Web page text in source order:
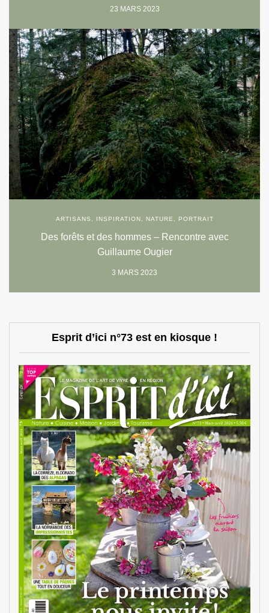
23 MARS 2023
ARTISANS INSPIRATION NATURE PORTRAIT
Des forêts et des hommes – Rencontre avec
Guillaume Ougier
3 MARS 2023
Esprit d’ici n°73 est en kiosque !